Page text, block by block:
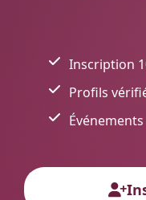
Inscription
Profils